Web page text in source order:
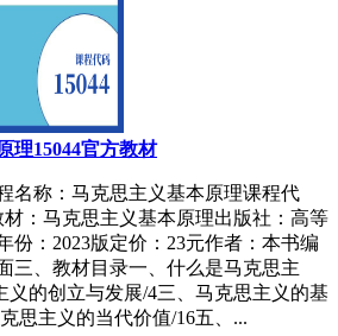
理15044官方教材
名称：马克思主义基本原理课程代
材：马克思主义基本原理出版社：高等
份：2023版定价：23元作者：本书编
三、教材目录一、什么是马克思主
义的创立与发展/4三、马克思主义的基
思主义的当代价值/16五、...